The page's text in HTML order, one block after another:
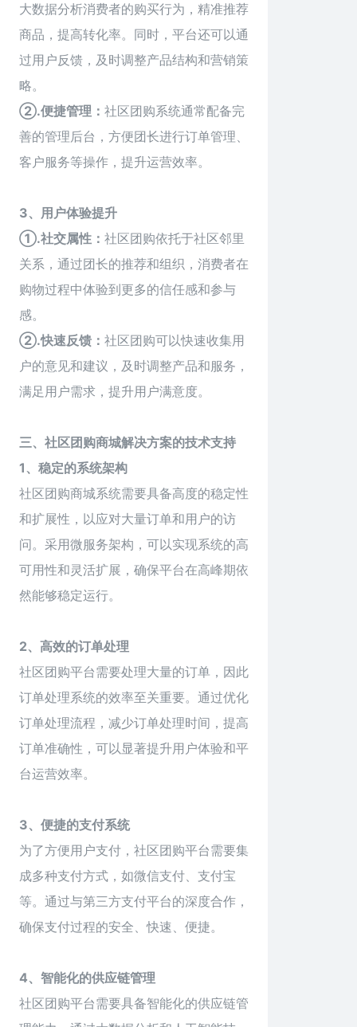
大数据分析消费者的购买行为，精准推荐
商品，提高转化率。同时，平台还可以通
过用户反馈，及时调整产品结构和营销策
略。
②.便捷管理： 社区团购系统通常配备完
善的管理后台，方便团长进行订单管理、
客户服务等操作，提升运营效率。
3、用户体验提升
①.社交属性： 社区团购依托于社区邻里
关系，通过团长的推荐和组织，消费者在
购物过程中体验到更多的信任感和参与
感。
②.快速反馈： 社区团购可以快速收集用
户的意见和建议，及时调整产品和服务，
满足用户需求，提升用户满意度。
三、社区团购商城解决方案的技术支持
1、稳定的系统架构
社区团购商城系统需要具备高度的稳定性
和扩展性，以应对大量订单和用户的访
问。采用微服务架构，可以实现系统的高
可用性和灵活扩展，确保平台在高峰期依
然能够稳定运行。
2、高效的订单处理
社区团购平台需要处理大量的订单，因此
订单处理系统的效率至关重要。通过优化
订单处理流程，减少订单处理时间，提高
订单准确性，可以显著提升用户体验和平
台运营效率。
3、便捷的支付系统
为了方便用户支付，社区团购平台需要集
成多种支付方式，如微信支付、支付宝
等。通过与第三方支付平台的深度合作，
确保支付过程的安全、快速、便捷。
4、智能化的供应链管理
社区团购平台需要具备智能化的供应链管